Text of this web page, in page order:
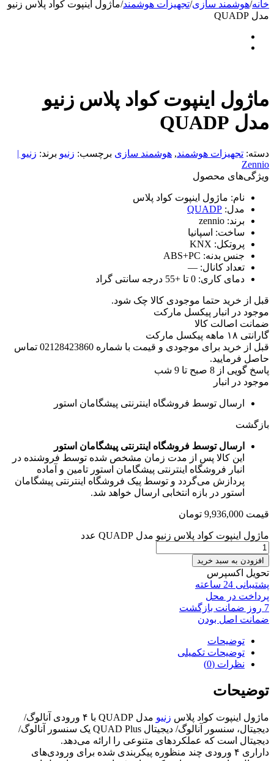
خانه/هوشمند سازی/تجهیزات هوشمند/ماژول اینپوت کواد پلاس زنیو
مدل QUADP
ماژول اینپوت کواد پلاس زنیو
مدل QUADP
دسته: تجهیزات هوشمند, هوشمند سازی برچسب: زنیو برند: زنیو |
Zennio
ویژگی‌های محصول
نام: ماژول اینپوت کواد پلاس
مدل: QUADP
برند: zennio
ساخت: اسپانیا
پروتکل: KNX
جنس بدنه: ABS+PC
تعداد کانال: —
دمای کاری: 0 تا +55 درجه سانتی گراد
قبل از خرید حتما موجودی کالا چک شود.
موجود در انبار پیکسل مارکت
ضمانت اصالت کالا
گارانتی ۱۸ ماهه پیکسل مارکت
قبل از خرید برای موجودی و قیمت با شماره 02128423860 تماس
حاصل فرمایید.
پاسخ گویی از 8 صبح تا 9 شب
موجود در انبار
ارسال توسط فروشگاه اینترنتی پیشگامان استور
بازگشت
ارسال توسط فروشگاه اینترنتی پیشگامان استور
این کالا پس از مدت زمان مشخص شده توسط فروشنده در
انبار فروشگاه اینترنتی پیشگامان استور تامین و آماده
پردازش می‌گردد و توسط پیک فروشگاه اینترنتی پیشگامان
استور در بازه انتخابی ارسال خواهد شد.
قیمت 9,936,000 تومان
ماژول اینپوت کواد پلاس زنیو مدل QUADP عدد
افزودن به سبد خرید
تحویل اکسپرس
پشتیبانی 24 ساعته
پرداخت در محل
7 روز ضمانت بازگشت
ضمانت اصل بودن
توضیحات
توضیحات تکمیلی
نظرات (0)
توضیحات
ماژول اینپوت کواد پلاس زنیو
مدل QUADP با ۴ ورودی آنالوگ/
دیجیتال، سنسور آنالوگ/ دیجیتال QUAD Plus یک سنسور آنالوگ/
دیجیتال است که عملکردهای متنوعی را ارائه می‌دهد.
داراری ۴ ورودی چند منظوره پیکربندی شده برای ورودی‌های